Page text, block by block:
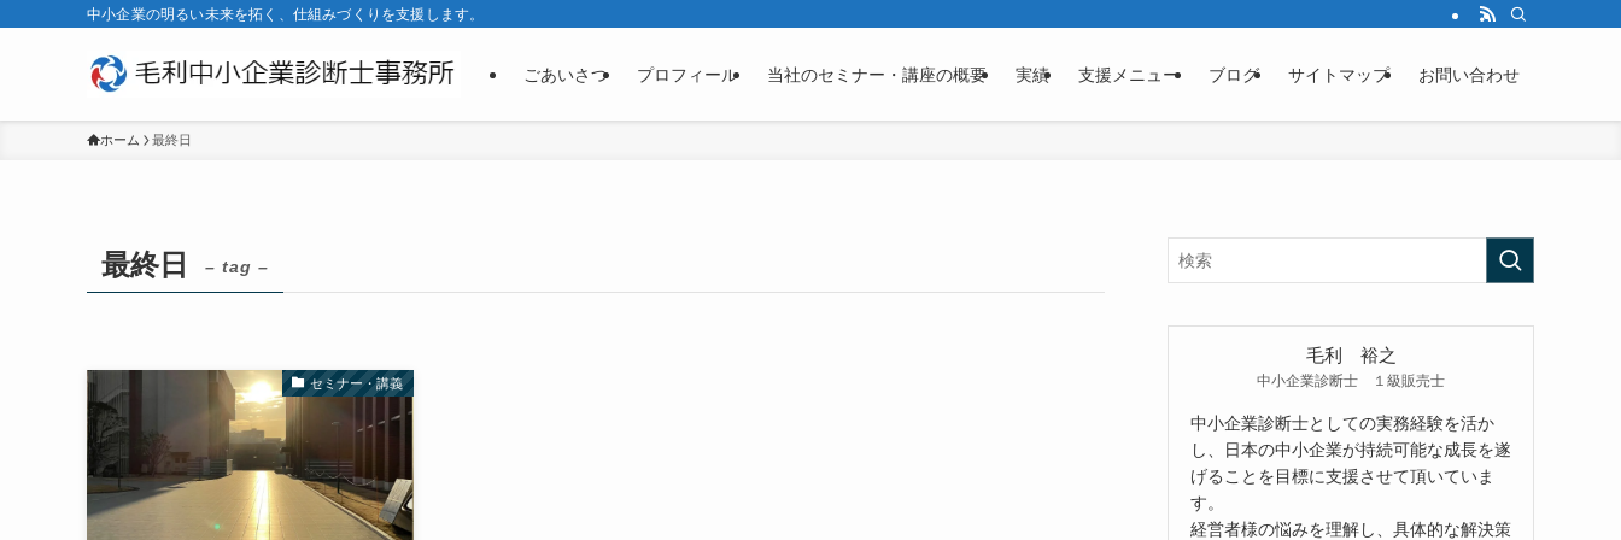
中小企業の明るい未来を拓く、仕組みづくりを支援します。
ごあいさつ プロフィール 当社のセミナー・講座の概要 実績 支援メニュー ブログ サイトマップ お問い合わせ
ホーム 最終日
最終日 – tag –
セミナー・講義
毛利 裕之
中小企業診断士 １級販売士
中小企業診断士としての実務経験を活か
し、日本の中小企業が持続可能な成長を遂
げることを目標に支援させて頂いていま
す。
経営者様の悩みを理解し、具体的な解決策